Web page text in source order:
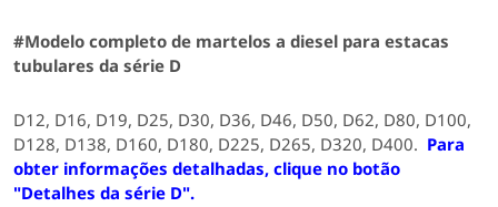
#Modelo completo de martelos a diesel para estacas
tubulares da série D
D12, D16, D19, D25, D30, D36, D46, D50, D62, D80, D100,
D128, D138, D160, D180, D225, D265, D320, D400. Para
obter informações detalhadas, clique no botão
"Detalhes da série D".